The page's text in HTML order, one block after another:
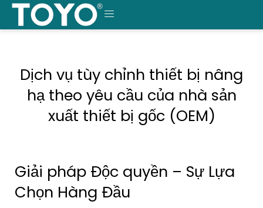
Chuyển
đến
THỰC
Dịch vụ tùy chỉnh thiết bị nâng
hạ theo yêu cầu của nhà sản
xuất thiết bị gốc (OEM)
Giải pháp Độc quyền – Sự Lựa
Chọn Hàng Đầu